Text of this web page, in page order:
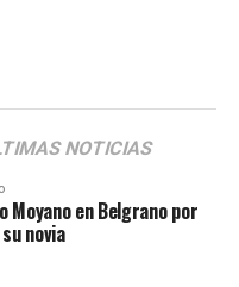
NOTICIAS
Moyano en Belgrano por
novia